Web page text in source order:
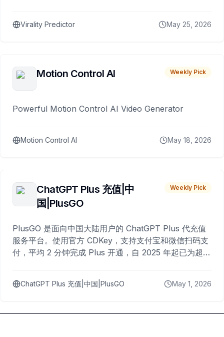
Virality Predictor May 25, 2026
Motion Control AI Weekly Pick
Powerful Motion Control AI Video Generator
Motion Control AI May 18, 2026
ChatGPT Plus 充值|中
国|PlusGO
Weekly Pick
PlusGO 是面向中国大陆用户的 ChatGPT Plus 代充值
服务平台。使用官方 CDKey，支持支付宝和微信扫码支
付，平均 2 分钟完成 Plus 开通，自 2025 年起已为超过
ChatGPT Plus 充值|中国|PlusGO May 1, 2026